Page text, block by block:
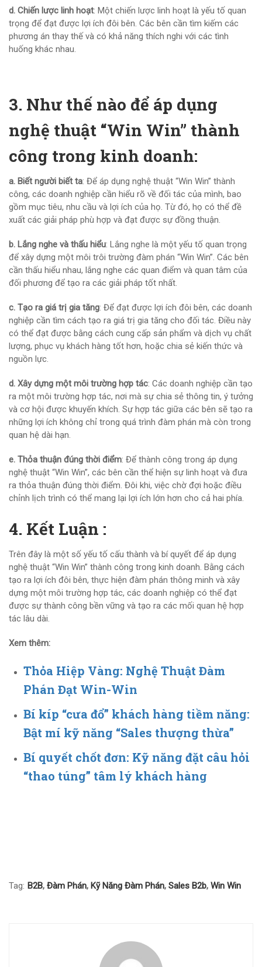
d. Chiến lược linh hoạt: Một chiến lược linh hoạt là yếu tố quan
trọng để đạt được lợi ích đôi bên. Các bên cần tìm kiếm các
phương án thay thế và có khả năng thích nghi với các tình
huống khác nhau.
3. Như thế nào để áp dụng
nghệ thuật “Win Win” thành
công trong kinh doanh:
a. Biết người biết ta: Để áp dụng nghệ thuật “Win Win” thành
công, các doanh nghiệp cần hiểu rõ về đối tác của mình, bao
gồm mục tiêu, nhu cầu và lợi ích của họ. Từ đó, họ có thể đề
xuất các giải pháp phù hợp và đạt được sự đồng thuận.
b. Lắng nghe và thấu hiểu: Lắng nghe là một yếu tố quan trọng
để xây dựng một môi trôi trường đàm phán “Win Win”. Các bên
cần thấu hiểu nhau, lắng nghe các quan điểm và quan tâm của
đối phương để tạo ra các giải pháp tốt nhất.
c. Tạo ra giá trị gia tăng: Để đạt được lợi ích đôi bên, các doanh
nghiệp cần tìm cách tạo ra giá trị gia tăng cho đối tác. Điều này
có thể đạt được bằng cách cung cấp sản phẩm và dịch vụ chất
lượng, phục vụ khách hàng tốt hơn, hoặc chia sẻ kiến thức và
nguồn lực.
d. Xây dựng một môi trường hợp tác: Các doanh nghiệp cần tạo
ra một môi trường hợp tác, nơi mà sự chia sẻ thông tin, ý tưởng
và cơ hội được khuyến khích. Sự hợp tác giữa các bên sẽ tạo ra
những lợi ích không chỉ trong quá trình đàm phán mà còn trong
quan hệ dài hạn.
e. Thỏa thuận đúng thời điểm: Để thành công trong áp dụng
nghệ thuật “Win Win”, các bên cần thể hiện sự linh hoạt và đưa
ra thỏa thuận đúng thời điểm. Đôi khi, việc chờ đợi hoặc điều
chỉnh lịch trình có thể mang lại lợi ích lớn hơn cho cả hai phía.
4. Kết Luận :
Trên đây là một số yếu tố cấu thành và bí quyết để áp dụng
nghệ thuật “Win Win” thành công trong kinh doanh. Bằng cách
tạo ra lợi ích đôi bên, thực hiện đàm phán thông minh và xây
dựng một môi trường hợp tác, các doanh nghiệp có thể đạt
được sự thành công bền vững và tạo ra các mối quan hệ hợp
tác lâu dài.
Xem thêm:
Thỏa Hiệp Vàng: Nghệ Thuật Đàm
Phán Đạt Win-Win
Bí kíp “cưa đổ” khách hàng tiềm năng:
Bật mí kỹ năng “Sales thượng thừa”
Bí quyết chốt đơn: Kỹ năng đặt câu hỏi
“thao túng” tâm lý khách hàng
Tag: B2B, Đàm Phán, Kỹ Năng Đàm Phán, Sales B2b, Win Win